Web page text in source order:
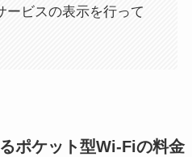
ービスの表示を行って
ポケット型Wi-Fiの料金